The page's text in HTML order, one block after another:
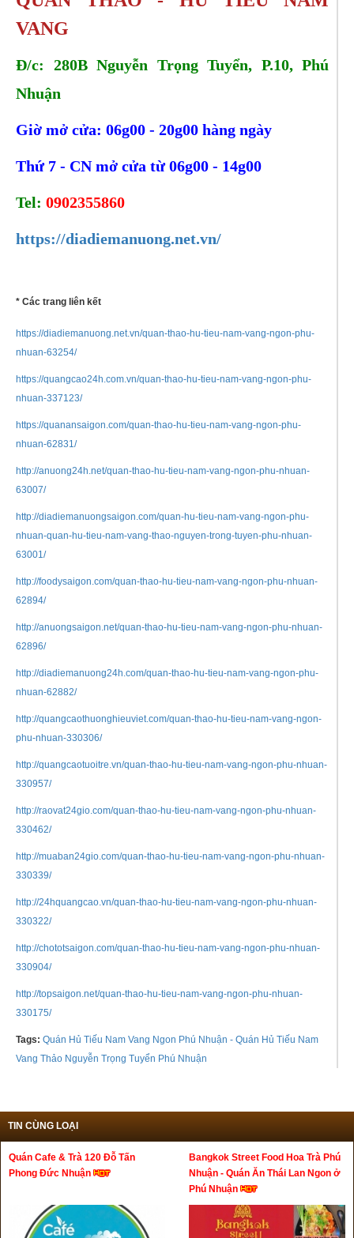
VANG
Đ/c: 280B Nguyễn Trọng Tuyển, P.10, Phú
Nhuận
Giờ mở cửa: 06g00 - 20g00 hàng ngày
Thứ 7 - CN mở cửa từ 06g00 - 14g00
Tel: 0902355860
https://diadiemanuong.net.vn/
* Các trang liên kết
https://diadiemanuong.net.vn/quan-thao-hu-tieu-nam-vang-ngon-phu-
nhuan-63254/
https://quangcao24h.com.vn/quan-thao-hu-tieu-nam-vang-ngon-phu-
nhuan-337123/
https://quanansaigon.com/quan-thao-hu-tieu-nam-vang-ngon-phu-
nhuan-62831/
http://anuong24h.net/quan-thao-hu-tieu-nam-vang-ngon-phu-nhuan-
63007/
http://diadiemanuongsaigon.com/quan-hu-tieu-nam-vang-ngon-phu-
nhuan-quan-hu-tieu-nam-vang-thao-nguyen-trong-tuyen-phu-nhuan-
63001/
http://foodysaigon.com/quan-thao-hu-tieu-nam-vang-ngon-phu-nhuan-
62894/
http://anuongsaigon.net/quan-thao-hu-tieu-nam-vang-ngon-phu-nhuan-
62896/
http://diadiemanuong24h.com/quan-thao-hu-tieu-nam-vang-ngon-phu-
nhuan-62882/
http://quangcaothuonghieuviet.com/quan-thao-hu-tieu-nam-vang-ngon-
phu-nhuan-330306/
http://quangcaotuoitre.vn/quan-thao-hu-tieu-nam-vang-ngon-phu-nhuan-
330957/
http://raovat24gio.com/quan-thao-hu-tieu-nam-vang-ngon-phu-nhuan-
330462/
http://muaban24gio.com/quan-thao-hu-tieu-nam-vang-ngon-phu-nhuan-
330339/
http://24hquangcao.vn/quan-thao-hu-tieu-nam-vang-ngon-phu-nhuan-
330322/
http://chototsaigon.com/quan-thao-hu-tieu-nam-vang-ngon-phu-nhuan-
330904/
http://topsaigon.net/quan-thao-hu-tieu-nam-vang-ngon-phu-nhuan-
330175/
Tags: Quán Hủ Tiếu Nam Vang Ngon Phú Nhuận - Quán Hủ Tiếu Nam
Vang Thảo Nguyễn Trọng Tuyển Phú Nhuận
TIN CÙNG LOẠI
Quán Cafe & Trà 120 Đỗ Tấn
Phong Đức Nhuận
Bangkok Street Food Hoa Trà Phú
Nhuận - Quán Ăn Thái Lan Ngon ở
Phú Nhuận